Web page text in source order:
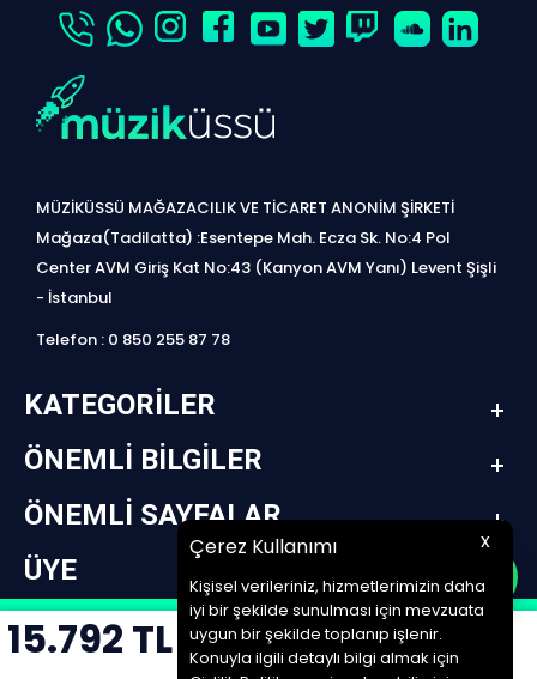
Çerez Kullanımı x
Kişisel verileriniz, hizmetlerimizin daha
iyi bir şekilde sunulması için mevzuata
uygun bir şekilde toplanıp işlenir.
Konuyla ilgili detaylı bilgi almak için
15.792 TL
MÜZİKÜSSÜ MAĞAZACILIK VE TİCARET ANONİM ŞİRKETİ
Mağaza(Tadilatta) :Esentepe Mah. Ecza Sk. No:4 Pol
Center AVM Giriş Kat No:43 (Kanyon AVM Yanı) Levent Şişli
- İstanbul
Telefon : 0 850 255 87 78
KATEGORILER
ÖNEMLI BILGILER
ÖNEMLI SAYFALAR
ÜYE
design by jetpack | www.müziküssü.com | copyright ©2022 Tüm hakları saklıdır.